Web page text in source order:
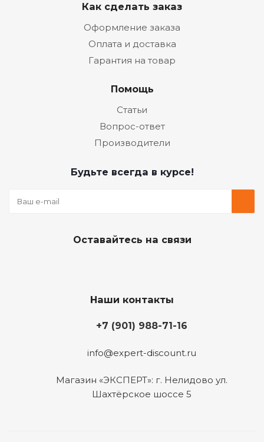
Как сделать заказ
Оформление заказа
Оплата и доставка
Гарантия на товар
Помощь
Статьи
Вопрос-ответ
Производители
Будьте всегда в курсе!
Оставайтесь на связи
Наши контакты
+7 (901) 988-71-16
info@expert-discount.ru
Магазин «ЭКСПЕРТ»: г. Нелидово ул.
Шахтёрское шоссе 5